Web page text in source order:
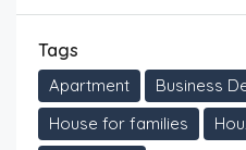
Tags
Apartment
Business
House for families